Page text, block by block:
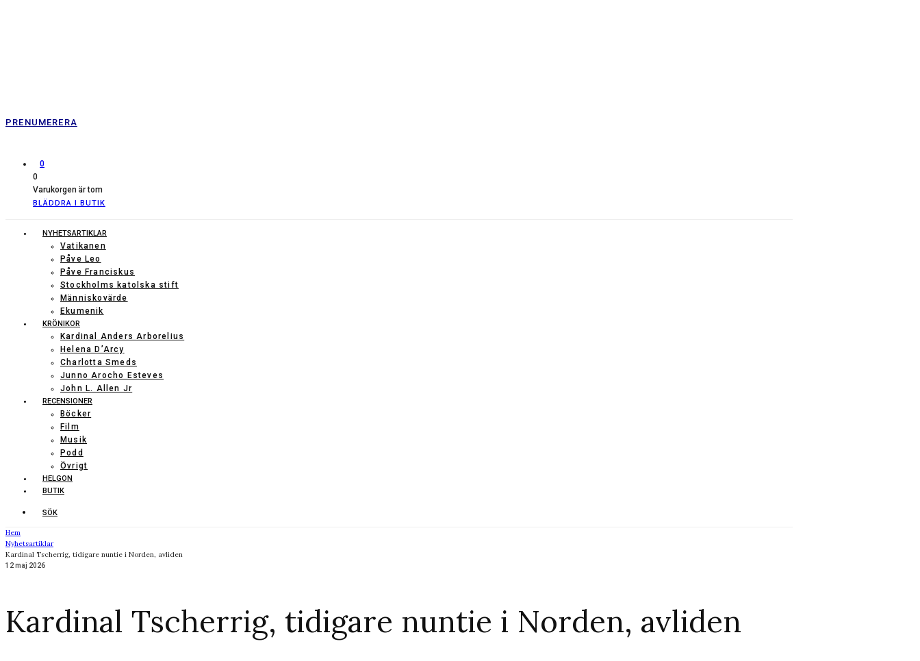
PRENUMERERA
0
0
Varukorgen är tom
BLÄDDRA I BUTIK
NYHETSARTIKLAR
Vatikanen
Påve Leo
Påve Franciskus
Stockholms katolska stift
Människovärde
Ekumenik
KRÖNIKOR
Kardinal Anders Arborelius
Helena D’Arcy
Charlotta Smeds
Junno Arocho Esteves
John L. Allen Jr
RECENSIONER
Böcker
Film
Musik
Podd
Övrigt
HELGON
BUTIK
SÖK
Hem
Nyhetsartiklar
Kardinal Tscherrig, tidigare nuntie i Norden, avliden
12 maj 2026
Kardinal Tscherrig, tidigare nuntie i Norden, avliden